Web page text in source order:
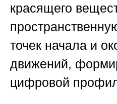
красящего
точек начала и
движений,
цифровой